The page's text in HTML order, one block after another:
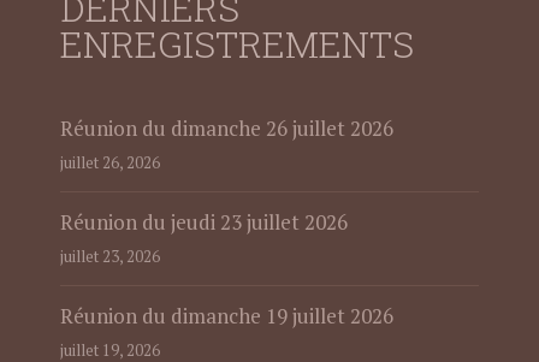
ENREGISTREMENTS
Réunion du dimanche 26 juillet 2026
juillet 26, 2026
Réunion du jeudi 23 juillet 2026
juillet 23, 2026
Réunion du dimanche 19 juillet 2026
juillet 19, 2026